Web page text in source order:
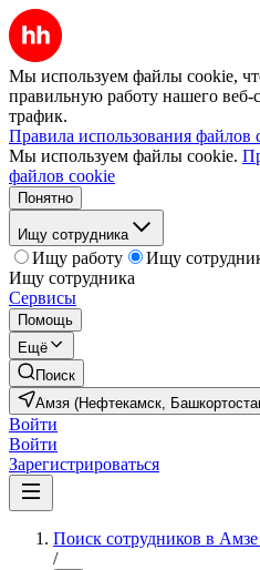
Мы используем файлы cookie,
правильную работу нашего веб-
трафик.
Правила использования файлов
Мы используем файлы cookie.
файлов cookie
Понятно
Ищу сотрудника
Ищу работу
Ищу
Ищу сотрудника
Сервисы
Помощь
Ещё
Поиск
Амзя (Нефтекамск,
Войти
Войти
Зарегистрироваться
Поиск сотрудников в
/